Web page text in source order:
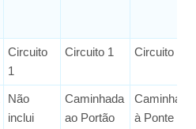
Circuito
1
Circuito 1 Circuito 1
Não
inclui
Caminhada
ao Portão
Caminhada
à Ponte